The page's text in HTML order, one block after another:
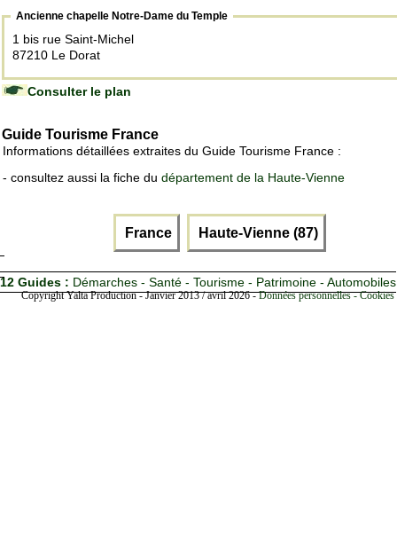
Ancienne chapelle Notre-Dame du Temple
1 bis rue Saint-Michel
87210 Le Dorat
Consulter le plan
Guide Tourisme France
Informations détaillées extraites du Guide Tourisme France :
- consultez aussi la fiche du département de la Haute-Vienne
France Haute-Vienne (87)
12 Guides : Démarches - Santé - Tourisme - Patrimoine - Automobiles
Copyright Yalta Production - Janvier 2013 / avril 2026 -Données personnelles -